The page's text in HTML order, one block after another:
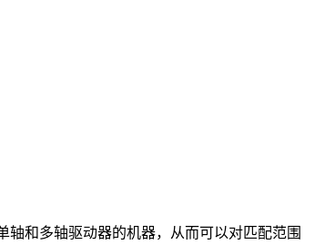
和多轴驱动器的机器，从而可以对匹配范围